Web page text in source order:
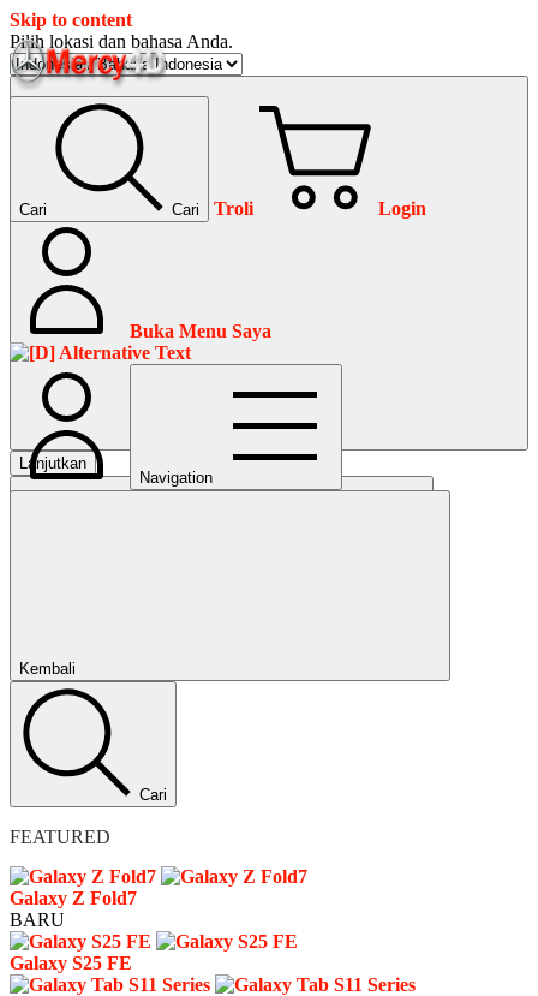
Skip to content
Pilih lokasi dan bahasa Anda.
Lanjutkan
Cari Cari Troli Login
Buka Menu Saya
Navigation
Kembali
Cari
FEATURED
Galaxy Z Fold7
BARU
Galaxy S25 FE